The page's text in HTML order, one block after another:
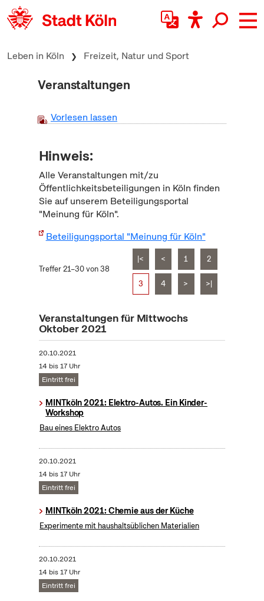
zum Inhalt springen
Leben in Köln Freizeit, Natur und Sport
Veranstaltungen
Vorlesen lassen
Hinweis:
Alle Veranstaltungen mit/zu
Öffentlichkeitsbeteiligungen in Köln finden
Sie auf unserem Beteiligungsportal
"Meinung für Köln".
Beteiligungsportal "Meinung für Köln"
Treffer 21–30 von 38
|< < 1 2
3 4 > >|
Veranstaltungen für Mittwochs
Oktober 2021
20.10.2021
14 bis 17 Uhr
Eintritt frei
MINTköln 2021: Elektro-Autos. Ein Kinder-
Workshop
Bau eines Elektro Autos
20.10.2021
14 bis 17 Uhr
Eintritt frei
MINTköln 2021: Chemie aus der Küche
Experimente mit haushaltsüblichen Materialien
20.10.2021
14 bis 17 Uhr
Eintritt frei